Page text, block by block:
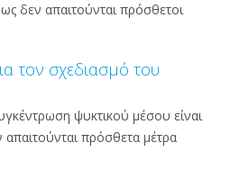
δεν απαιτούνται πρόσθετοι
τον σχεδιασμό του
ψυκτικού μέσου είναι
πρόσθετα μέτρα